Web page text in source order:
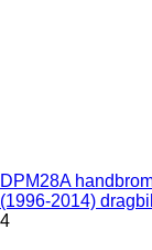
DPM28A
(1996-2014) dragbil
4